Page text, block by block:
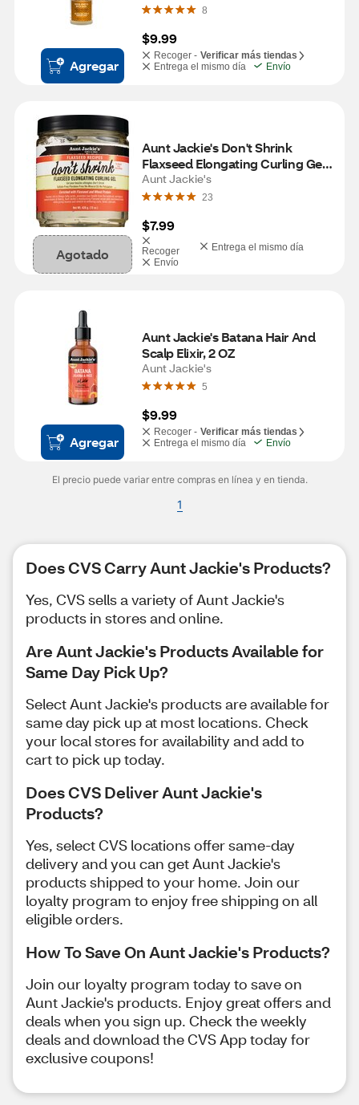
Agregar
8
$9.99
Recoger - Verificar más tiendas
Entrega el mismo día
Envío
Agotado
Aunt Jackie's Don't Shrink
Flaxseed Elongating Curling Gel,
15 OZ
Aunt Jackie's
23
$7.99
Recoger
Entrega el mismo día
Envío
Agregar
Aunt Jackie's Batana Hair And
Scalp Elixir, 2 OZ
Aunt Jackie's
5
$9.99
Recoger - Verificar más tiendas
Entrega el mismo día
Envío
El precio puede variar entre compras en línea y en tienda.
1
Does CVS Carry Aunt Jackie's Products?
Yes, CVS sells a variety of Aunt Jackie's
products in stores and online.
Are Aunt Jackie's Products Available for
Same Day Pick Up?
Select Aunt Jackie's products are available for
same day pick up at most locations. Check
your local stores for availability and add to
cart to pick up today.
Does CVS Deliver Aunt Jackie's
Products?
Yes, select CVS locations offer same-day
delivery and you can get Aunt Jackie's
products shipped to your home. Join our
loyalty program to enjoy free shipping on all
eligible orders.
How To Save On Aunt Jackie's Products?
Join our loyalty program today to save on
Aunt Jackie's products. Enjoy great offers and
deals when you sign up. Check the weekly
deals and download the CVS App today for
exclusive coupons!